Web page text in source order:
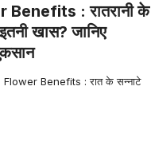
: रातरानी के
खास? जानिए
Benefits : रात के सन्नाटे